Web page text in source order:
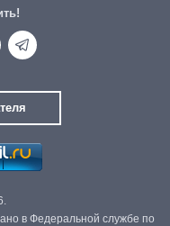
в Федеральной службе по